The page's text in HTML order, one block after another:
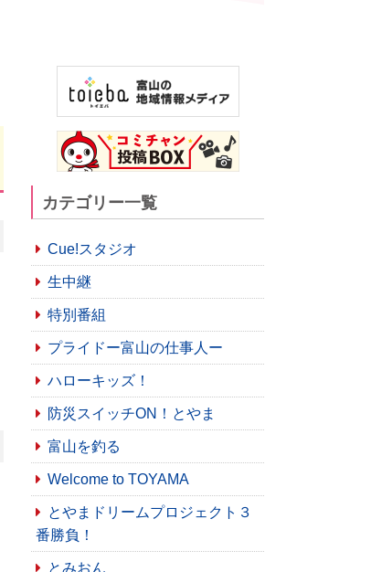
カテゴリー一覧
Cue!スタジオ
生中継
特別番組
プライドー富山の仕事人ー
ハローキッズ！
防災スイッチON！とやま
富山を釣る
Welcome to TOYAMA
とやまドリームプロジェクト３
番勝負！
とみおん